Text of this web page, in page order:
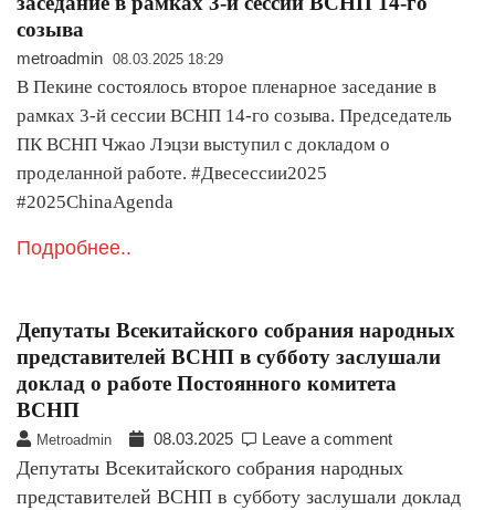
созыва
metroadmin 08.03.2025 18:29
В Пекине состоялось второе пленарное заседание в
рамках 3-й сессии ВСНП 14-го созыва. Председатель
ПК ВСНП Чжао Лэцзи выступил с докладом о
проделанной работе. #Двесессии2025
#2025ChinaAgenda
Подробнее..
Депутаты Всекитайского собрания народных
представителей ВСНП в субботу заслушали
доклад о работе Постоянного комитета
ВСНП
Metroadmin 08.03.2025 Leave a comment
Депутаты Всекитайского собрания народных
представителей ВСНП в субботу заслушали доклад